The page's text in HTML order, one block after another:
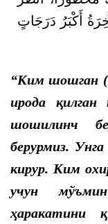
أَكْبَرُ دَرَجَاتٍ
“Ким шошган
ирода қилган
шошилинч
берурмиз. Унга
кирур. Ким
учун
ҳаракатини